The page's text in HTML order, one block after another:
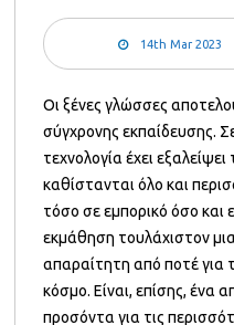
14th Mar 2023
Οι ξένες γλώσσες
σύγχρονης εκπαίδευσης.
τεχνολογία έχει
καθίστανται όλο και
τόσο σε εμπορικό όσο και
εκμάθηση τουλάχιστον
απαραίτητη από ποτέ για
κόσμο. Είναι, επίσης, ένα
προσόντα για τις